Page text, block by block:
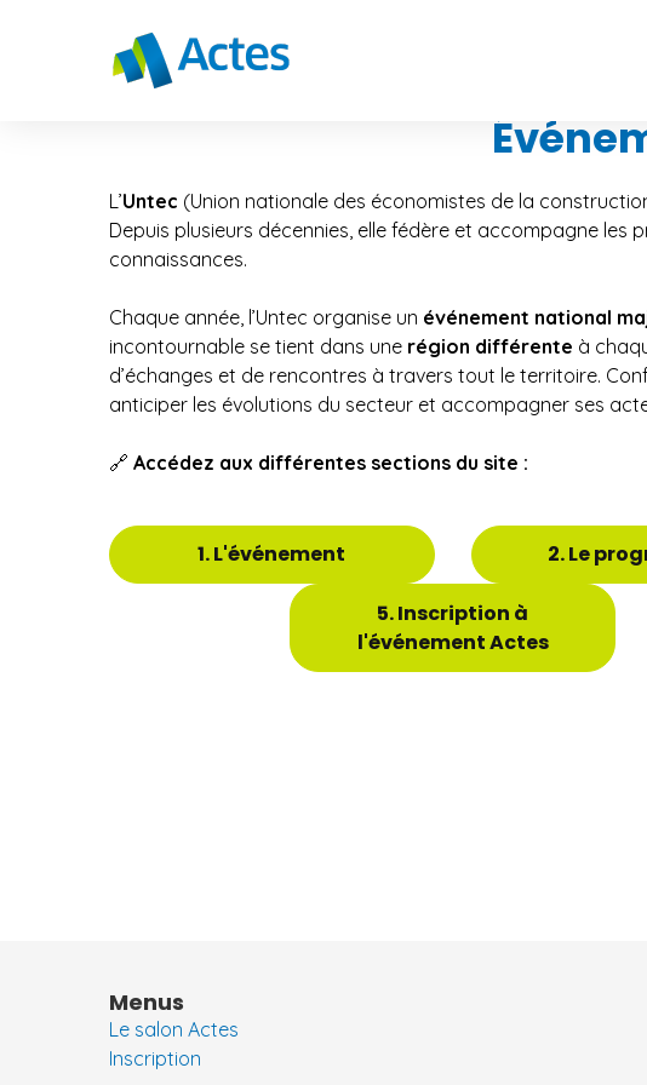
L’Untec (Union nationale des économistes de la
Depuis plusieurs décennies, elle fédère et accompagne
connaissances.
Chaque année, l’Untec organise un événement national
incontournable se tient dans une région différente à
d’échanges et de rencontres à travers tout le territoire.
anticiper les évolutions du secteur et accompagner ses
🔗 Accédez aux différentes sections du site :
1. L'événement 2. Le
5. Inscription à
l'événement Actes
Menus
Le salon Actes
Inscription